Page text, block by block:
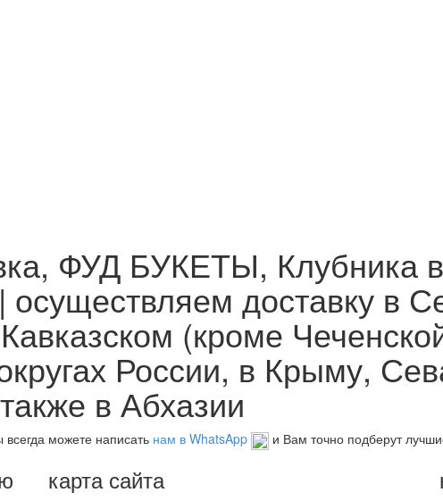
ФУД БУКЕТЫ, Клубника
доставку в
(кроме
России, в Крыму,
в Абхазии
можете написать нам в WhatsApp и Вам точно подберут
карта сайта